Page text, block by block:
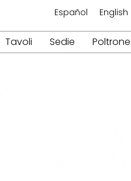
Español English
Tavoli Sedie Poltrone